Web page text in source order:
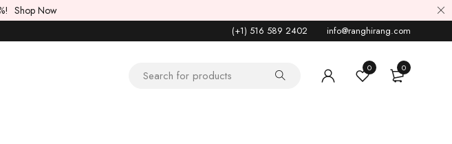
Shop Now
(+1) 516 589 2402 info@ranghirang.com
0 0